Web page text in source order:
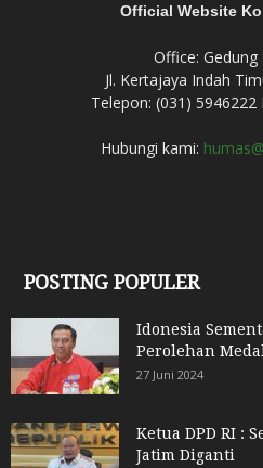
Official Website
Office: Gedung
Jl. Kertajaya Indah
Telepon: (031) 5946222
Hubungi kami:
POSTING POPULER
Idonesia
Perolehan
27 Juni 2024
Ketua DPD RI :
Jatim Diganti